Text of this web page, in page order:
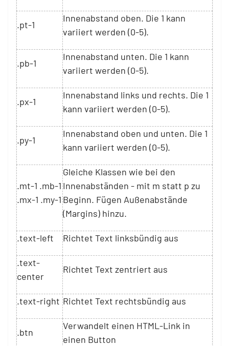
.pt-1
Innenabstand oben. Die 1 kann
variiert werden (0-5).
.pb-1
Innenabstand unten. Die 1 kann
variiert werden (0-5).
.px-1
Innenabstand links und rechts. Die 1
kann variiert werden (0-5).
.py-1
Innenabstand oben und unten. Die 1
kann variiert werden (0-5).
.mt-1 .mb-1
.mx-1 .my-1
Gleiche Klassen wie bei den
Innenabständen - mit m statt p zu
Beginn. Fügen Außenabstände
(Margins) hinzu.
.text-left Richtet Text linksbündig aus
.text-
center
Richtet Text zentriert aus
.text-right Richtet Text rechtsbündig aus
.btn
Verwandelt einen HTML-Link in
einen Button